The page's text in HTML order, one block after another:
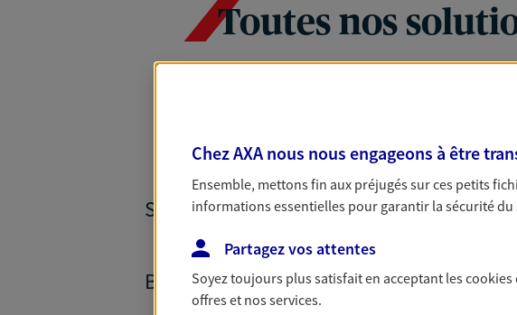
Toutes nos
SANTÉ ET PRÉVOYANCE
BANQUE ET CRÉDITS
Chez AXA nous nous engageons à être
Ensemble, mettons fin aux préjugés sur ces petits
informations essentielles pour garantir la sécurité
Partagez vos attentes
Soyez toujours plus satisfait en acceptant lescookies
offres et nos services.